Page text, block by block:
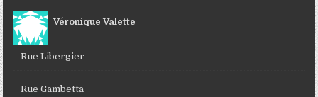
Véronique Valette
Rue Libergier
Rue Gambetta